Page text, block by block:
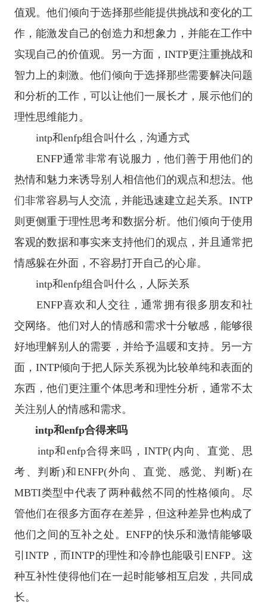
值观。他们倾向于选择那些能提供挑战和变化的工
作，能激发自己的创造力和想象力，并能在工作中
实现自己的价值观。另一方面，INTP更注重挑战和
智力上的刺激。他们倾向于选择那些需要解决问题
和分析的工作，可以让他们一展长才，展示他们的
理性思维能力。
intp和enfp组合叫什么，沟通方式
ENFP通常非常有说服力，他们善于用他们的
热情和魅力来诱导别人相信他们的观点和想法。他
们非常容易与人交流，并能迅速建立起关系。INTP
则更侧重于理性思考和数据分析。他们倾向于使用
客观的数据和事实来支持他们的观点，并且通常把
情感躲在外面，不容易打开自己的心扉。
intp和enfp组合叫什么，人际关系
ENFP喜欢和人交往，通常拥有很多朋友和社
交网络。他们对人的情感和需求十分敏感，能够很
好地理解别人的需要，并给予温暖和支持。另一方
面，INTP倾向于把人际关系视为比较单纯和表面的
东西，他们更注重个体思考和理性分析，通常不太
关注别人的情感和需求。
intp和enfp合得来吗
intp和enfp合得来吗，INTP(内向、直觉、思
考、判断)和ENFP(外向、直觉、感觉、判断)在
MBTI类型中代表了两种截然不同的性格倾向。尽
管他们在很多方面存在差异，但这种差异也构成了
他们之间的互补之处。ENFP的快乐和激情能够吸
引INTP，而INTP的理性和冷静也能吸引ENFP。这
种互补性使得他们在一起时能够相互启发，共同成
长。